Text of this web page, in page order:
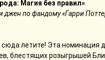
Магия без правил»
джен по фандому «Гарри
летите! Эта номинация
блестящих розыгрышей